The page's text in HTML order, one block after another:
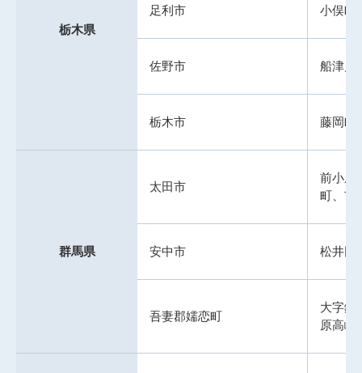
栃木県
足利市 小俣町
佐野市 船津川
栃木市 藤岡町
群馬県
太田市
前小屋
町、市
安中市 松井田
吾妻郡嬬恋町
大字鎌
原高峰